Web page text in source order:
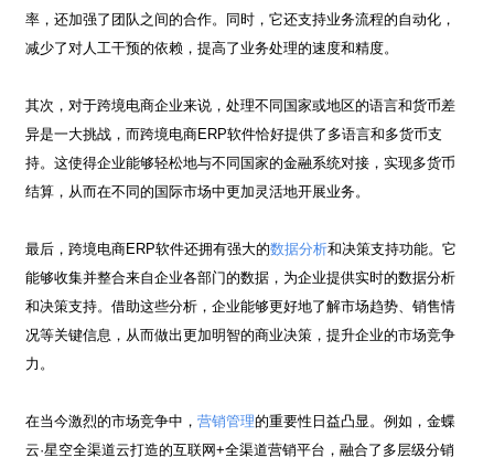
率，还加强了团队之间的合作。同时，它还支持业务流程的自动化，
减少了对人工干预的依赖，提高了业务处理的速度和精度。
其次，对于跨境电商企业来说，处理不同国家或地区的语言和货币差
异是一大挑战，而跨境电商ERP软件恰好提供了多语言和多货币支
持。这使得企业能够轻松地与不同国家的金融系统对接，实现多货币
结算，从而在不同的国际市场中更加灵活地开展业务。
最后，跨境电商ERP软件还拥有强大的数据分析和决策支持功能。它
能够收集并整合来自企业各部门的数据，为企业提供实时的数据分析
和决策支持。借助这些分析，企业能够更好地了解市场趋势、销售情
况等关键信息，从而做出更加明智的商业决策，提升企业的市场竞争
力。
在当今激烈的市场竞争中，营销管理的重要性日益凸显。例如，金蝶
云·星空全渠道云打造的互联网+全渠道营销平台，融合了多层级分销